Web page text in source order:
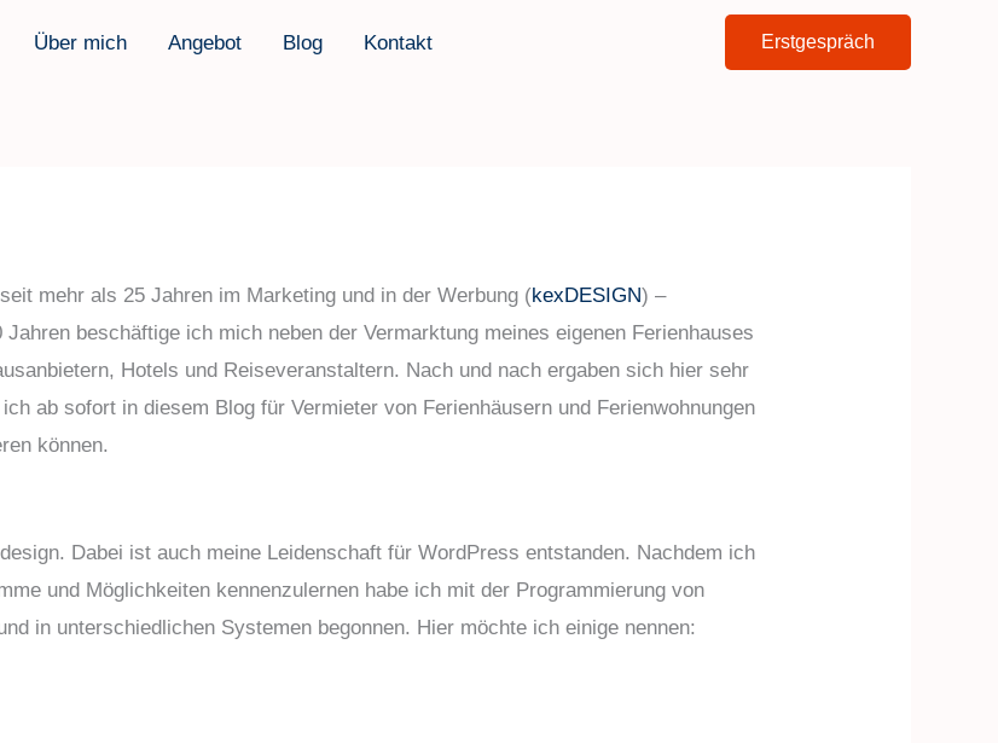
Über mich Angebot Blog Kontakt Erstgespräch
mehr als 25 Jahren im Marketing und in der Werbung (kexDESIGN) –
beschäftige ich mich neben der Vermarktung meines eigenen Ferienhauses
Hotels und Reiseveranstaltern. Nach und nach ergaben sich hier sehr
ab sofort in diesem Blog für Vermieter von Ferienhäusern und Ferienwohnungen
können.
Dabei ist auch meine Leidenschaft für WordPress entstanden. Nachdem ich
und Möglichkeiten kennenzulernen habe ich mit der Programmierung von
in unterschiedlichen Systemen begonnen. Hier möchte ich einige nennen: